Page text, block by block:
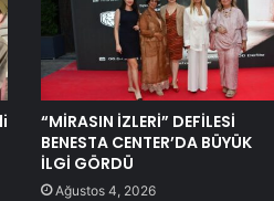
“MİRASIN İZLERİ” DEFİLESİ
BENESTA CENTER’DA BÜYÜK
İLGİ GÖRDÜ
Ağustos 4, 2026